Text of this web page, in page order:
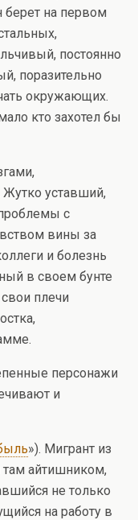
берет на первом
постоянно
поразительно
окружающих.
кто захотел бы
Жутко уставший,
с
вины за
и болезнь
в своем бунте
плечи
персонажи
и
»). Мигрант из
там айтишником,
не только
на работу в